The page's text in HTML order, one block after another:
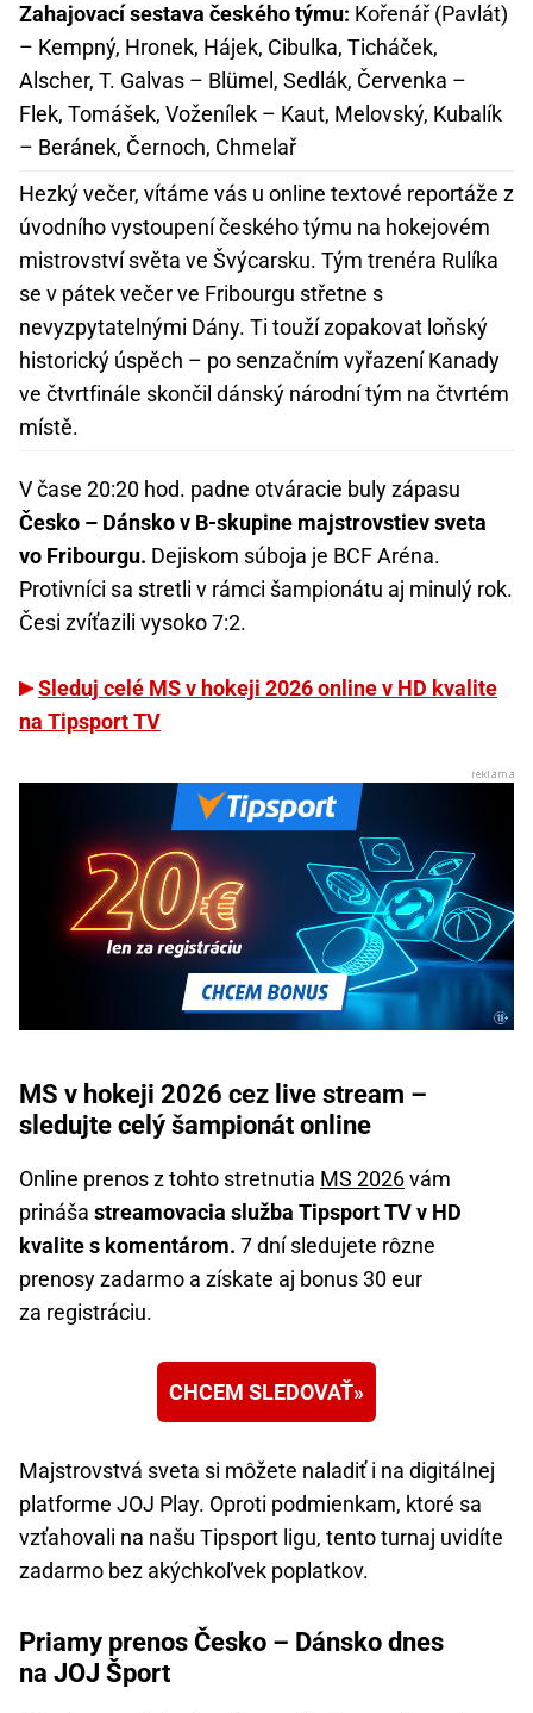
Zahajovací sestava českého týmu: Kořenář (Pavlát)
– Kempný, Hronek, Hájek, Cibulka, Ticháček,
Alscher, T. Galvas – Blümel, Sedlák, Červenka –
Flek, Tomášek, Voženílek – Kaut, Melovský, Kubalík
– Beránek, Černoch, Chmelař
Hezký večer, vítáme vás u online textové reportáže z
úvodního vystoupení českého týmu na hokejovém
mistrovství světa ve Švýcarsku. Tým trenéra Rulíka
se v pátek večer ve Fribourgu střetne s
nevyzpytatelnými Dány. Ti touží zopakovat loňský
historický úspěch – po senzačním vyřazení Kanady
ve čtvrtfinále skončil dánský národní tým na čtvrtém
místě.
V čase 20:20 hod. padne otváracie buly zápasu
Česko – Dánsko v B-skupine majstrovstiev sveta
vo Fribourgu. Dejiskom súboja je BCF Aréna.
Protivníci sa stretli v rámci šampionátu aj minulý rok.
Česi zvíťazili vysoko 7:2.
Sleduj celé MS v hokeji 2026 online v HD kvalite
na Tipsport TV
MS v hokeji 2026 cez live stream –
sledujte celý šampionát online
Online prenos z tohto stretnutia MS 2026vám
prináša streamovacia služba Tipsport TV v HD
kvalite s komentárom. 7 dní sledujete rôzne
prenosy zadarmo a získate aj bonus 30 eur
za registráciu.
CHCEM SLEDOVAŤ
Majstrovstvá sveta si môžete naladiť i na digitálnej
platforme JOJ Play. Oproti podmienkam, ktoré sa
vzťahovali na našu Tipsport ligu, tento turnaj uvidíte
zadarmo bez akýchkoľvek poplatkov.
Priamy prenos Česko – Dánsko dnes
na JOJ Šport